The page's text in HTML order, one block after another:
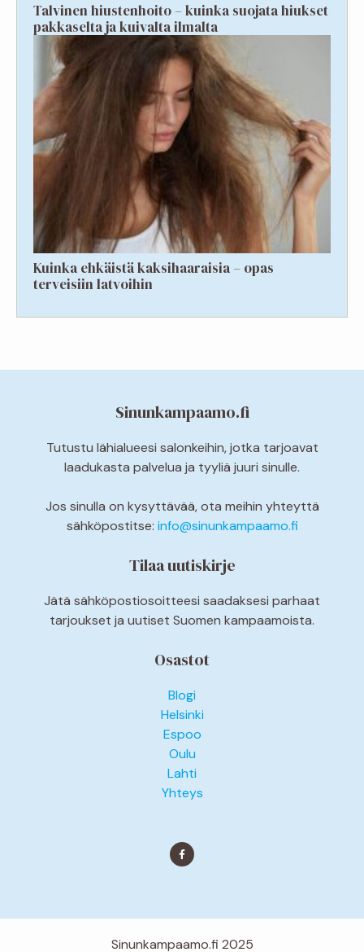
Talvinen hiustenhoito – kuinka suojata hiukset
pakkaselta ja kuivalta ilmalta
Kuinka ehkäistä kaksihaaraisia – opas
terveisiin latvoihin
Sinunkampaamo.fi
Tutustu lähialueesi salonkeihin, jotka tarjoavat
laadukasta palvelua ja tyyliä juuri sinulle.
Jos sinulla on kysyttävää, ota meihin yhteyttä
sähköpostitse: info@sinunkampaamo.fi
Tilaa uutiskirje
Jätä sähköpostiosoitteesi saadaksesi parhaat
tarjoukset ja uutiset Suomen kampaamoista.
Osastot
Blogi
Helsinki
Espoo
Oulu
Lahti
Yhteys
Sinunkampaamo.fi 2025